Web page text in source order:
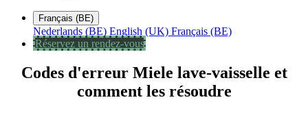
Français (BE)
Nederlands (BE) English (UK) Français (BE)
Réservez un rendez-vous
Codes d'erreur Miele lave-vaisselle et
comment les résoudre